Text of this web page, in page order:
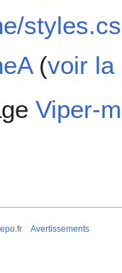
(voir la
Viper-
Avertissements